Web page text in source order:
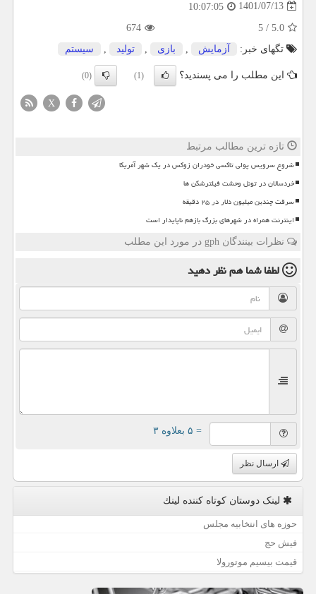
1401/07/13
10:07:05
5.0
/
5
674
تگهای خبر:
آزمایش , بازی , تولید , سیستم
این مطلب را می پسندید؟ (1)
(0)
X
تازه ترین مطالب مرتبط
شروع سرویس پولی تاکسی خودران زوکس در یک شهر آمریکا
خردسالان در تونل وحشت فیلترشکن ها
سرقت چندین میلیون دلار در ۲۵ دقیقه
اینترنت همراه در شهرهای بزرگ بازهم ناپایدار است
نظرات بینندگان gph در مورد این مطلب
لطفا شما همنظر دهید
= ۵ بعلاوه ۳
ارسال نظر
لینک دوستان كوتاه كننده لینك
حوزه های انتخابیه مجلس
فیش حج
قیمت بیسیم موتورولا